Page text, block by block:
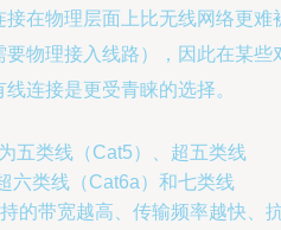
接在物理层面上比无线网络更难
物理接入线路），因此在某些
连接是更受青睐的选择。
五类线（Cat5）、超五类线
六类线（Cat6a）和七类线
的带宽越高、传输频率越快、